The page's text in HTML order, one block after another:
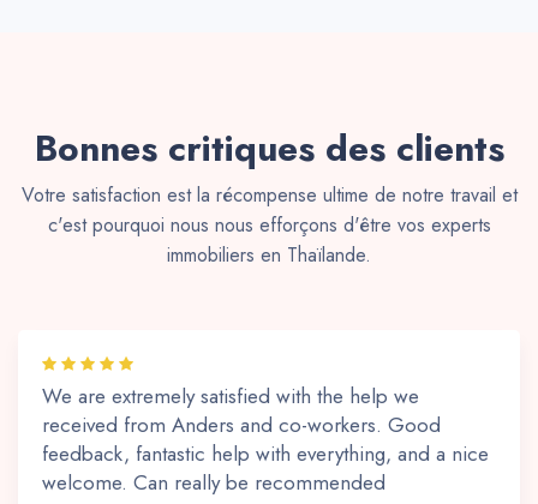
Bonnes critiques des clients
Votre satisfaction est la récompense ultime de notre travail et
c'est pourquoi nous nous efforçons d'être vos experts
immobiliers en Thaïlande.
We are extremely satisfied with the help we
received from Anders and co-workers. Good
feedback, fantastic help with everything, and a nice
welcome. Can really be recommended